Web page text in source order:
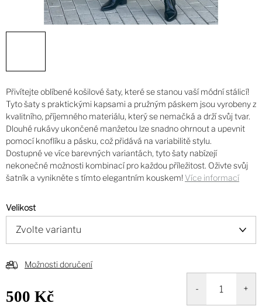
Přivítejte oblíbené košilové šaty, které se stanou vaší módní stálicí!
Tyto šaty s praktickými kapsami a pružným páskem jsou vyrobeny z
kvalitního, příjemného materiálu, který se nemačká a drží svůj tvar.
Dlouhé rukávy ukončené manžetou lze snadno ohrnout a upevnit
pomocí knoflíku a pásku, což přidává na variabilitě stylu.
Dostupné ve více barevných variantách, tyto šaty nabízejí
nekonečné možnosti kombinací pro každou příležitost. Oživte svůj
šatník a vynikněte s tímto elegantním kouskem! Více informací
Velikost
Možnosti doručení
500 Kč